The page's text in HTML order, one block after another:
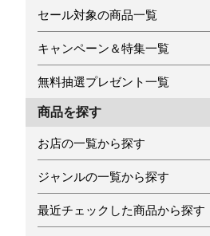
セール対象の商品一覧
キャンペーン＆特集一覧
無料抽選プレゼント一覧
商品を探す
お店の一覧から探す
ジャンルの一覧から探す
最近チェックした商品から探す